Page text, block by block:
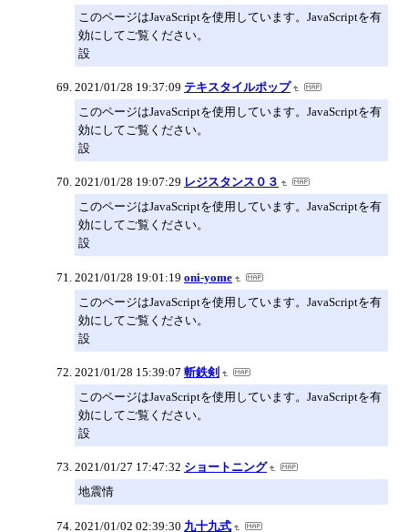
このページはJavaScriptを使用しています。JavaScriptを有
効にしてご覧ください。
設
2021/01/28 19:37:09 テキスタイルポップ
このページはJavaScriptを使用しています。JavaScriptを有
効にしてご覧ください。
設
2021/01/28 19:07:29 レジスタンス０３
このページはJavaScriptを使用しています。JavaScriptを有
効にしてご覧ください。
設
2021/01/28 19:01:19 oni-yome
このページはJavaScriptを使用しています。JavaScriptを有
効にしてご覧ください。
設
2021/01/28 15:39:07 斬鉄剣
このページはJavaScriptを使用しています。JavaScriptを有
効にしてご覧ください。
設
2021/01/27 17:47:32 ショートニング
地震情
2021/01/02 02:39:30 九十九式